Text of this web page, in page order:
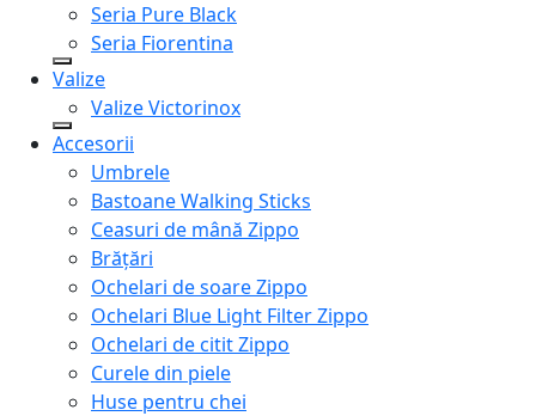
Seria Pure Black
Seria Fiorentina
Valize
Valize Victorinox
Accesorii
Umbrele
Bastoane Walking Sticks
Ceasuri de mână Zippo
Brățări
Ochelari de soare Zippo
Ochelari Blue Light Filter Zippo
Ochelari de citit Zippo
Curele din piele
Huse pentru chei